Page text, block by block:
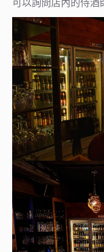
可以詢問店內的侍酒